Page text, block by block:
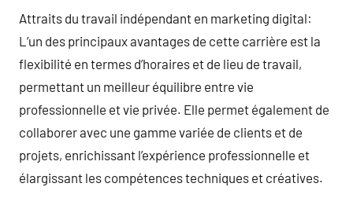
Attraits du travail indépendant en marketing digital:
L’un des principaux avantages de cette carrière est la
flexibilité en termes d’horaires et de lieu de travail,
permettant un meilleur équilibre entre vie
professionnelle et vie privée. Elle permet également de
collaborer avec une gamme variée de clients et de
projets, enrichissant l’expérience professionnelle et
élargissant les compétences techniques et créatives.